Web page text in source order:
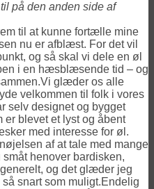
på den anden side af
til at kunne fortælle mine
nu er afblæst. For det vil
og så skal vi dele en øl
i en hæsblæsende tid – og
glæder os alle
velkommen til folk i vores
selv designet og bygget
er blevet et lyst og åbent
med interesse for øl.
af at tale med mange
henover bardisken,
og det glæder jeg
snart som muligt.Endelig